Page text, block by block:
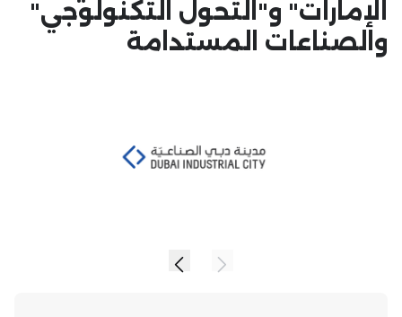
الإمارات" و"التحول التكنولوجي"
والصناعات المستدامة